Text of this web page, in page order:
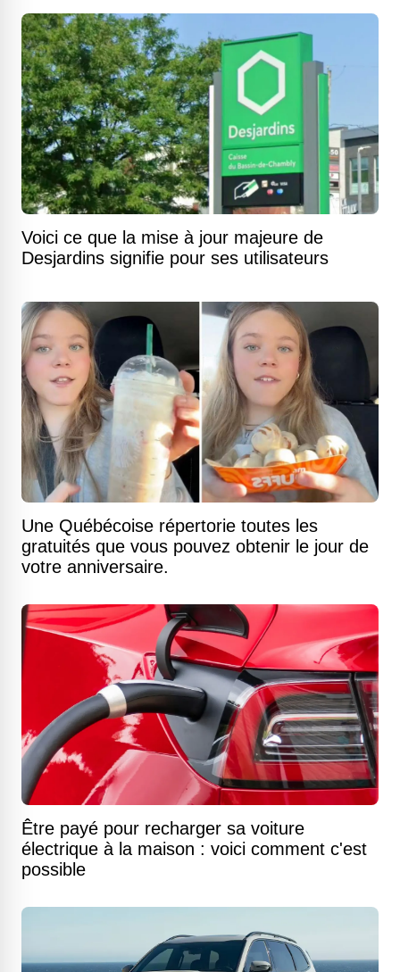
Voici ce que la mise à jour majeure de
Desjardins signifie pour ses utilisateurs
Une Québécoise répertorie toutes les
gratuités que vous pouvez obtenir le jour de
votre anniversaire.
Être payé pour recharger sa voiture
électrique à la maison : voici comment c'est
possible